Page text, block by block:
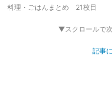
料理・ごはんまとめ 21枚目
▼スクロールで
記事